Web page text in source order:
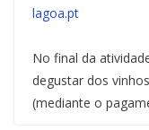
lagoa.pt
No final da
degustar dos
(mediante o